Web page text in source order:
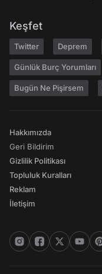
Keşfet
Twitter Deprem
Günlük Burç Yorumları
Bugün Ne Pişirsem
Hakkımızda
Geri Bildirim
Gizlilik Politikası
Topluluk Kuralları
Reklam
İletişim